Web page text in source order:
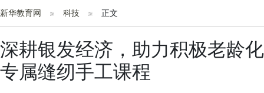
新华教育网 科技 正文
深耕银发经济，助力积极老龄
专属缝纫手工课程